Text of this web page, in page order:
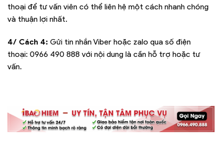
thoại để tư vấn viên có thể liên hệ một cách nhanh chóng
và thuận lợi nhất.
4/ Cách 4: Gửi tin nhắn Viber hoặc zalo qua số điện
thoại: 0966 490 888 với nội dung là cần hỗ trợ hoặc tư
vấn.